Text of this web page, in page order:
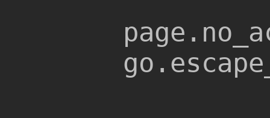
page.